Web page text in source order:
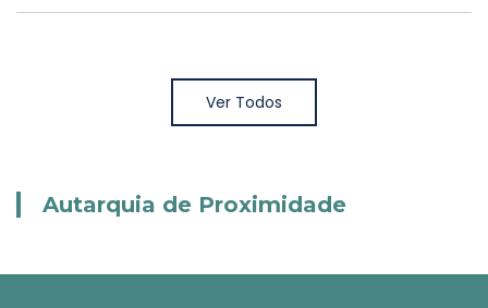
Ver Todos
Autarquia de Proximidade